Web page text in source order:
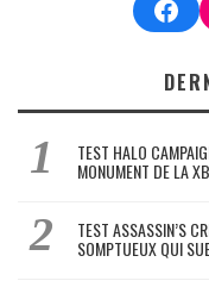
TEST HALO
MONUMENT DE LA
TEST ASSASSIN’S
SOMPTUEUX QUI